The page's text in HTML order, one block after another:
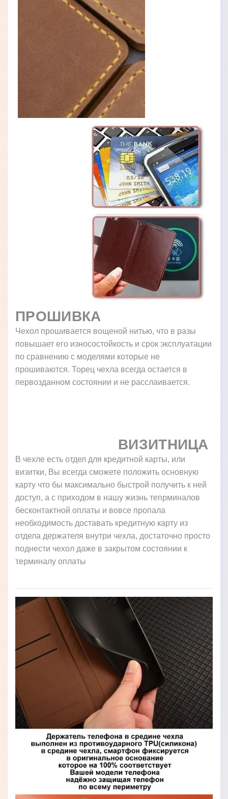
ПРОШИВКА
Чехол прошивается вощеной нитью, что в разы
повышает его износостойкость и срок эксплуатации
по сравнению с моделями которые не
прошиваются. Торец чехла всегда остается в
первозданном состоянии и не расслаивается.
ВИЗИТНИЦА
В чехле есть отдел для кредитной карты, или
визитки, Вы всегда сможете положить основную
карту что бы максимально быстрой получить к ней
доступ, а с приходом в нашу жизнь тепрминалов
бесконтактной оплаты и вовсе пропала
необходимость доставать кредитную карту из
отдела держателя внутри чехла, достаточно просто
поднести чехол даже в закрытом состоянии к
терминалу оплаты